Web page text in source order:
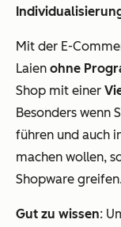
Mit der E-
Laien ohne
Shop mit einer
Besonders wenn
führen und auch
machen wollen,
Shopware
Gut zu wissen: